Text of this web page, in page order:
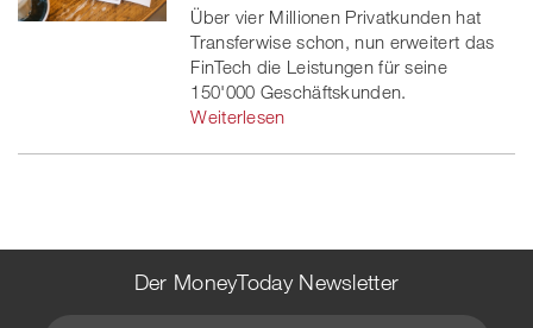
Über vier Millionen Privatkunden hat
Transferwise schon, nun erweitert das
FinTech die Leistungen für seine
150'000 Geschäftskunden.
Weiterlesen
Der MoneyToday Newsletter